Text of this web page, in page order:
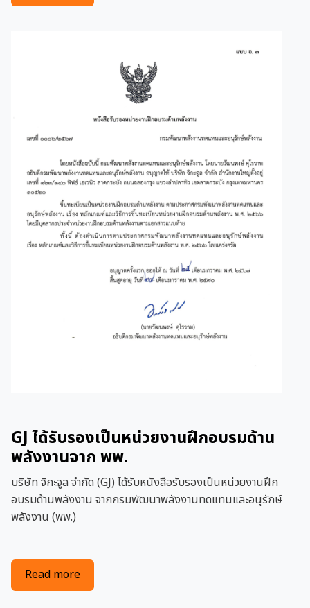
GJ ได้รับรองเป็นหน่วยงานฝึกอบรมด้าน
พลังงานจาก พพ.
บริษัท จิกะจูล จำกัด (GJ) ได้รับหนังสือรับรองเป็นหน่วยงานฝึก
อบรมด้านพลังงาน จากกรมพัฒนาพลังงานทดแทนและอนุรักษ์
พลังงาน (พพ.)
Read moreabout GJ ได้รับรองเป็นหน่วยงานฝึกอบรมด้านพลัง